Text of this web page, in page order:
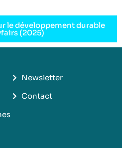
le développement durable
(2025)
Newsletter
Contact